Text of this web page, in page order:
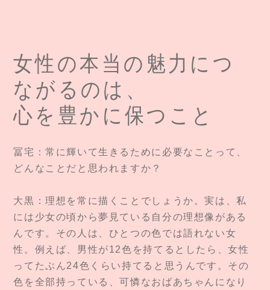
女性の本当の魅力につ
ながるのは、
心を豊かに保つこと
冨宅：常に輝いて生きるために必要なことって、
どんなことだと思われますか？
大黒：理想を常に描くことでしょうか。実は、私
には少女の頃から夢見ている自分の理想像がある
んです。その人は、ひとつの色では語れない女
性。例えば、男性が12色を持てるとしたら、女性
ってたぶん24色くらい持てると思うんです。その
色を全部持っている、可憐なおばあちゃんになり